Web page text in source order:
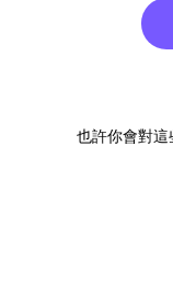
也許你會對這